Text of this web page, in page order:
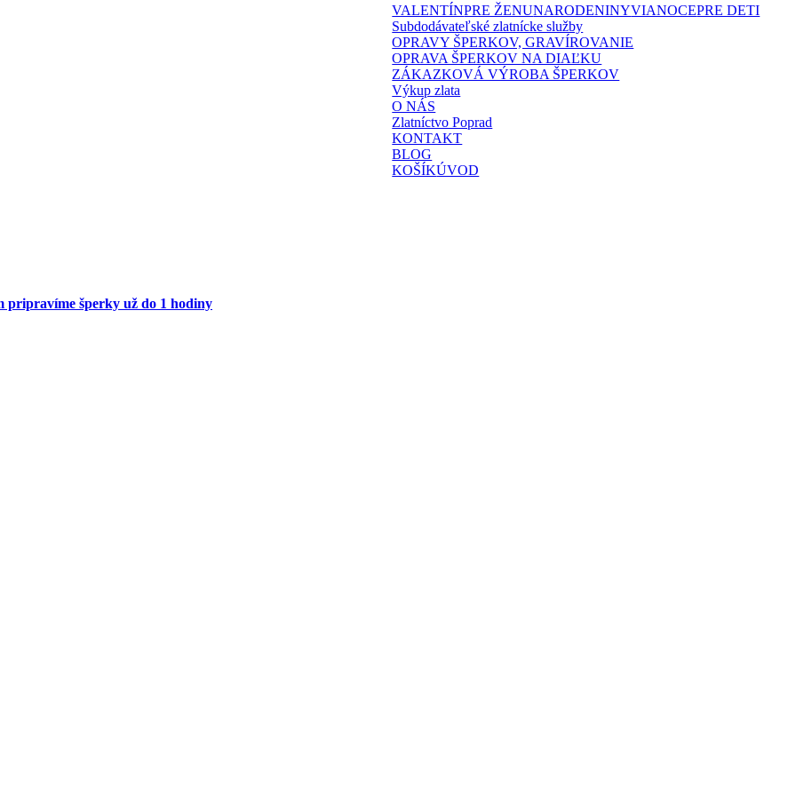
VALENTÍNPRE ŽENUNARODENINYVIANOCEPRE DETI
Subdodávateľské zlatnícke služby
OPRAVY ŠPERKOV, GRAVÍROVANIE
OPRAVA ŠPERKOV NA DIAĽKU
ZÁKAZKOVÁ VÝROBA ŠPERKOV
Výkup zlata
O NÁS
Zlatníctvo Poprad
KONTAKT
BLOG
KOŠÍKÚVOD
pripravíme šperky už do 1 hodiny